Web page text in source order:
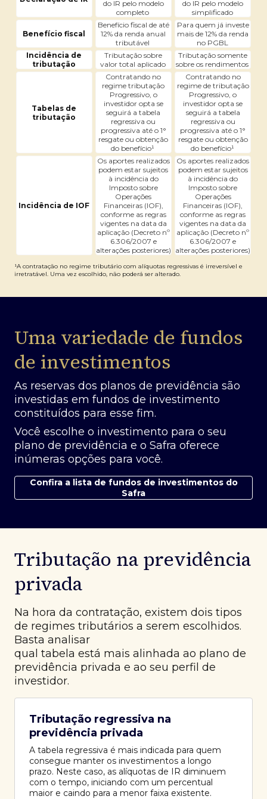
do IR pelo modelo
completo
do IR pelo modelo
simplificado
Benefício fiscal
Benefício fiscal de até
12% da renda anual
tributável
Para quem já investe
mais de 12% da renda
no PGBL
Incidência de
tributação
Tributação sobre
valor total aplicado
Tributação somente
sobre os rendimentos
Tabelas de
tributação
Contratando no
regime tributação
Progressivo, o
investidor opta se
seguirá a tabela
regressiva ou
progressiva até o 1°
resgate ou obtenção
do benefício¹
Contratando no
regime de tributação
Progressivo, o
investidor opta se
seguirá a tabela
regressiva ou
progressiva até o 1°
resgate ou obtenção
do benefício¹
Incidência de IOF
Os aportes realizados
podem estar sujeitos
à incidência do
Imposto sobre
Operações
Financeiras (IOF),
conforme as regras
vigentes na data da
aplicação (Decreto nº
6.306/2007 e
alterações posteriores)
Os aportes realizados
podem estar sujeitos
à incidência do
Imposto sobre
Operações
Financeiras (IOF),
conforme as regras
vigentes na data da
aplicação (Decreto nº
6.306/2007 e
alterações posteriores)
¹A contratação no regime tributário com alíquotas regressivas é irreversível e
irretratável. Uma vez escolhido, não poderá ser alterado.
Uma variedade de fundos
de investimentos
As reservas dos planos de previdência são
investidas em fundos de investimento
constituídos para esse fim.
Você escolhe o investimento para o seu
plano de previdência e o Safra oferece
inúmeras opções para você.
Confira a lista de fundos de investimentos do
Safra
Tributação na previdência
privada
Na hora da contratação, existem dois tipos
de regimes tributários a serem escolhidos.
Basta analisar
qual tabela está mais alinhada ao plano de
previdência privada e ao seu perfil de
investidor.
Tributação regressiva na
previdência privada
A tabela regressiva é mais indicada para quem
consegue manter os investimentos a longo
prazo. Neste caso, as alíquotas de IR diminuem
com o tempo, iniciando com um percentual
maior e caindo para a menor faixa existente.